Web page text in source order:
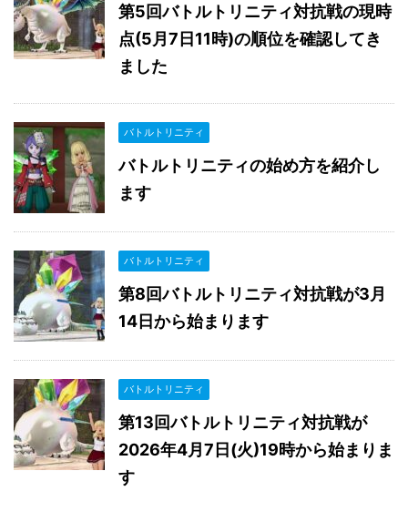
第5回バトルトリニティ対抗戦の現時
点(5月7日11時)の順位を確認してき
ました
バトルトリニティ
バトルトリニティの始め方を紹介し
ます
バトルトリニティ
第8回バトルトリニティ対抗戦が3月
14日から始まります
バトルトリニティ
第13回バトルトリニティ対抗戦が
2026年4月7日(火)19時から始まりま
す